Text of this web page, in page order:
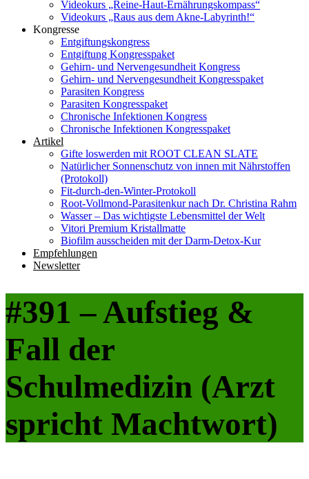
Videokurs „Reine-Haut-Ernährungskompass“
Videokurs „Raus aus dem Akne-Labyrinth!“
Kongresse
Entgiftungskongress
Entgiftung Kongresspaket
Gehirn- und Nervengesundheit Kongress
Gehirn- und Nervengesundheit Kongresspaket
Parasiten Kongress
Parasiten Kongresspaket
Chronische Infektionen Kongress
Chronische Infektionen Kongresspaket
Artikel
Gifte loswerden mit ROOT CLEAN SLATE
Natürlicher Sonnenschutz von innen mit Nährstoffen
(Protokoll)
Fit-durch-den-Winter-Protokoll
Root-Vollmond-Parasitenkur nach Dr. Christina Rahm
Wasser – Das wichtigste Lebensmittel der Welt
Vitori Premium Kristallmatte
Biofilm ausscheiden mit der Darm-Detox-Kur
Empfehlungen
Newsletter
#391 – Aufstieg &
Fall der
Schulmedizin (Arzt
spricht Machtwort)